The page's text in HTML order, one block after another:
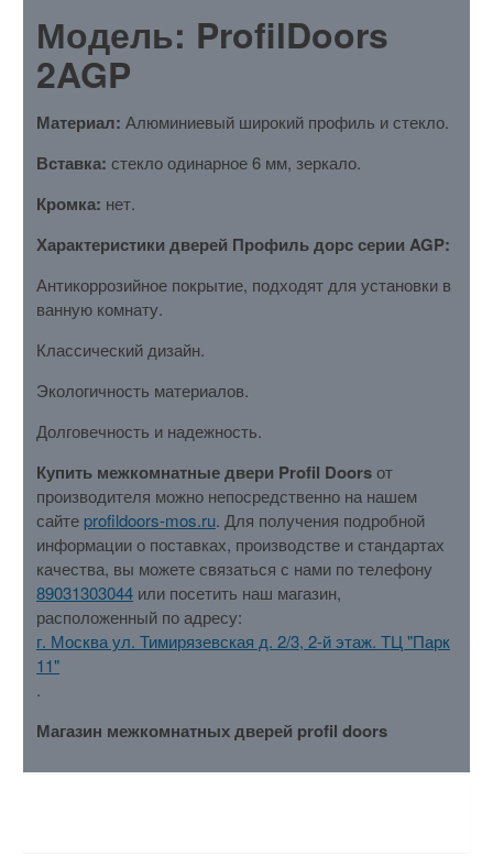
Модель: ProfilDoors
2AGP
Материал: Алюминиевый широкий профиль и стекло.
Вставка: стекло одинарное 6 мм, зеркало.
Кромка: нет.
Характеристики дверей Профиль дорс серии AGP:
Антикоррозийное покрытие, подходят для установки в
ванную комнату.
Классический дизайн.
Экологичность материалов.
Долговечность и надежность.
Купить межкомнатные двери Profil Doorsот
производителя можно непосредственно на нашем
сайте profildoors-mos.ru. Для получения подробной
информации о поставках, производстве и стандартах
качества, вы можете связаться с нами по телефону
89031303044 или посетить наш магазин,
расположенный по адресу:
г. Москва ул. Тимирязевская д. 2/3, 2-й этаж. ТЦ "Парк
11"
.
Магазин межкомнатных дверей profil doors